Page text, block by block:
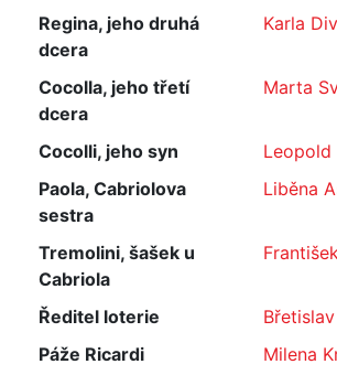
Regina, jeho druhá
dcera
Karla
Cocolla, jeho třetí
dcera
Marta
Cocolli, jeho syn
Leopold
Paola, Cabriolova
sestra
Liběna
Tremolini, šašek u
Cabriola
Ředitel loterie
Páže Ricardi
Milena